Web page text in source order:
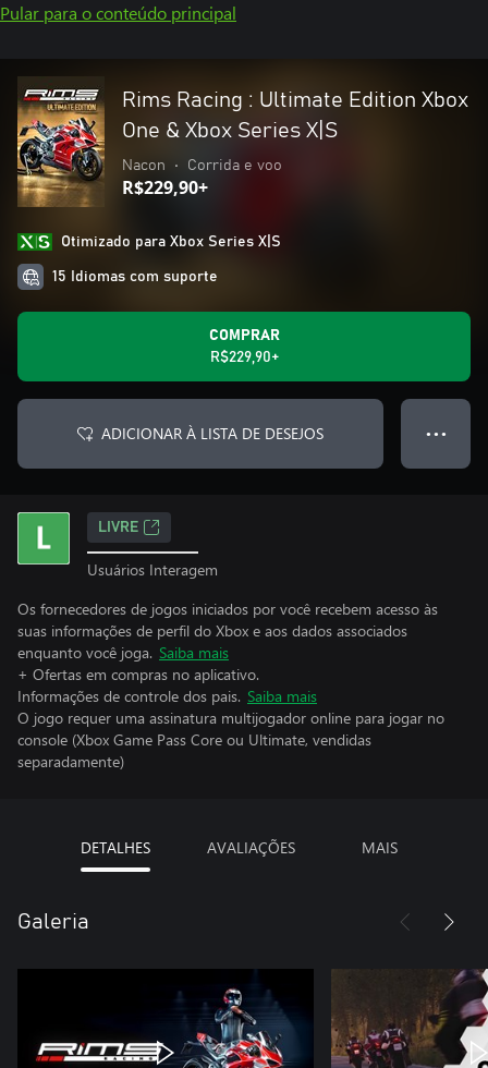
Pular para o conteúdo principal
Rims Racing : Ultimate Edition Xbox
One & Xbox Series X|S
Nacon • Corrida e voo
R$229,90+
Otimizado para Xbox Series X|S
15 Idiomas com suporte
COMPRAR
R$229,90+
ADICIONAR À LISTA DE DESEJOS ● ● ●
LIVRE
Usuários Interagem
Os fornecedores de jogos iniciados por você recebem acesso às
suas informações de perfil do Xbox e aos dados associados
enquanto você joga. Saiba mais
+ Ofertas em compras no aplicativo.
Informações de controle dos pais. Saiba mais
O jogo requer uma assinatura multijogador online para jogar no
console (Xbox Game Pass Core ou Ultimate, vendidas
separadamente)
DETALHES AVALIAÇÕES MAIS
Galeria